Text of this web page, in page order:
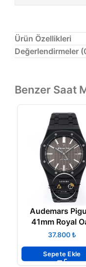
Ürün Özellikleri
Değerlendirmeler
Benzer Saat
Audemars
41mm Royal
15400ST Gray₺
Sepete Ekle